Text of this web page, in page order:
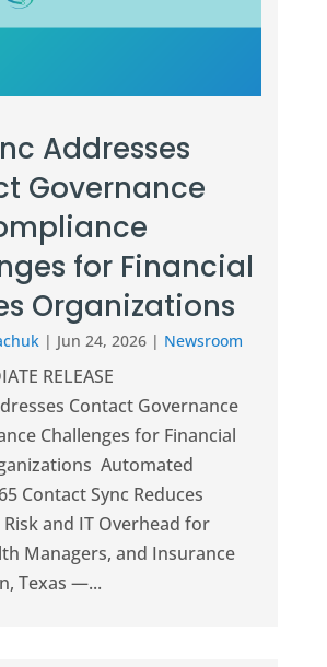
Addresses
Governance
for Financial
Organizations
| Jun 24, 2026| Newsroom
RELEASE
Contact Governance
Challenges for Financial
Automated
Contact Sync Reduces
and IT Overhead for
Managers, and Insurance
Texas —...